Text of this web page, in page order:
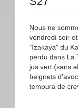
Nous ne
vendredi soir
"Izakaya" du
perdu dans La
jus vert (sans
beignets
tempura de